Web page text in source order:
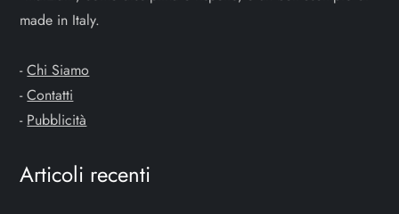
r
t
i
c
made in Italy.
-Chi Siamo
-Contatti
- Pubblicità
Articoli recenti